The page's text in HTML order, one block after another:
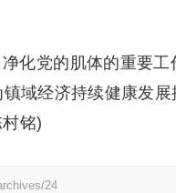
化党的肌体的重要工
域经济持续健康发
铭)
24